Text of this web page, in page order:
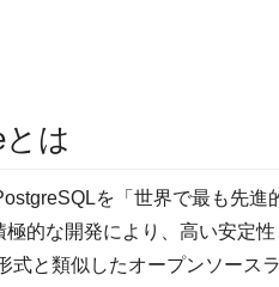
は
を「世界で最も先
的な開発により、高い安定
式と類似したオープンソース